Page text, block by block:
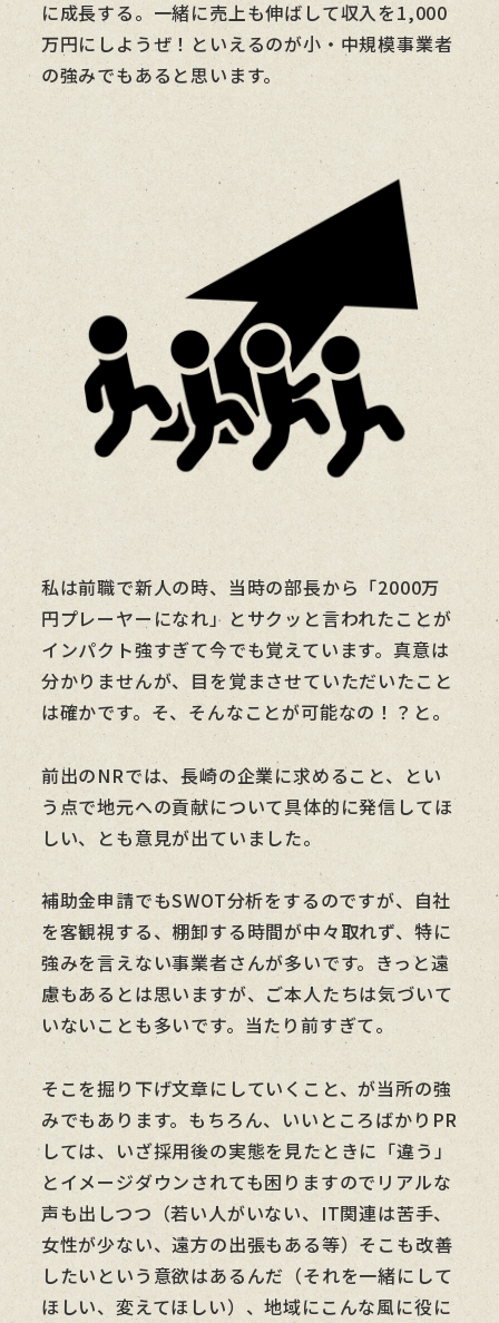
に成長する。一緒に売上も伸ばして収入を1,000
万円にしようぜ！といえるのが小・中規模事業者
の強みでもあると思います。
私は前職で新人の時、当時の部長から「2000万
円プレーヤーになれ」とサクッと言われたことが
インパクト強すぎて今でも覚えています。真意は
分かりませんが、目を覚まさせていただいたこと
は確かです。そ、そんなことが可能なの！？と。
前出のNRでは、長崎の企業に求めること、とい
う点で地元への貢献について具体的に発信してほ
しい、とも意見が出ていました。
補助金申請でもSWOT分析をするのですが、自社
を客観視する、棚卸する時間が中々取れず、特に
強みを言えない事業者さんが多いです。きっと遠
慮もあるとは思いますが、ご本人たちは気づいて
いないことも多いです。当たり前すぎて。
そこを掘り下げ文章にしていくこと、が当所の強
みでもあります。もちろん、いいところばかりPR
しては、いざ採用後の実態を見たときに「違う」
とイメージダウンされても困りますのでリアルな
声も出しつつ（若い人がいない、IT関連は苦手、
女性が少ない、遠方の出張もある等）そこも改善
したいという意欲はあるんだ（それを一緒にして
ほしい、変えてほしい）、地域にこんな風に役に